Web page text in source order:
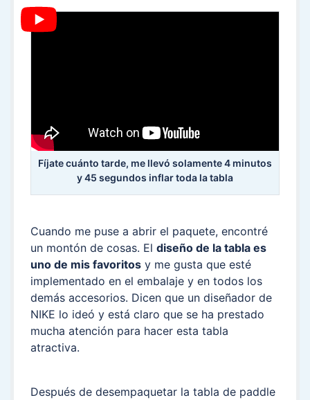
Fíjate cuánto tarde, me llevó solamente 4 minutos
y 45 segundos inflar toda la tabla
Cuando me puse a abrir el paquete, encontré
un montón de cosas. El diseño de la tabla es
uno de mis favoritos y me gusta que esté
implementado en el embalaje y en todos los
demás accesorios. Dicen que un diseñador de
NIKE lo ideó y está claro que se ha prestado
mucha atención para hacer esta tabla
atractiva.
Después de desempaquetar la tabla de paddle